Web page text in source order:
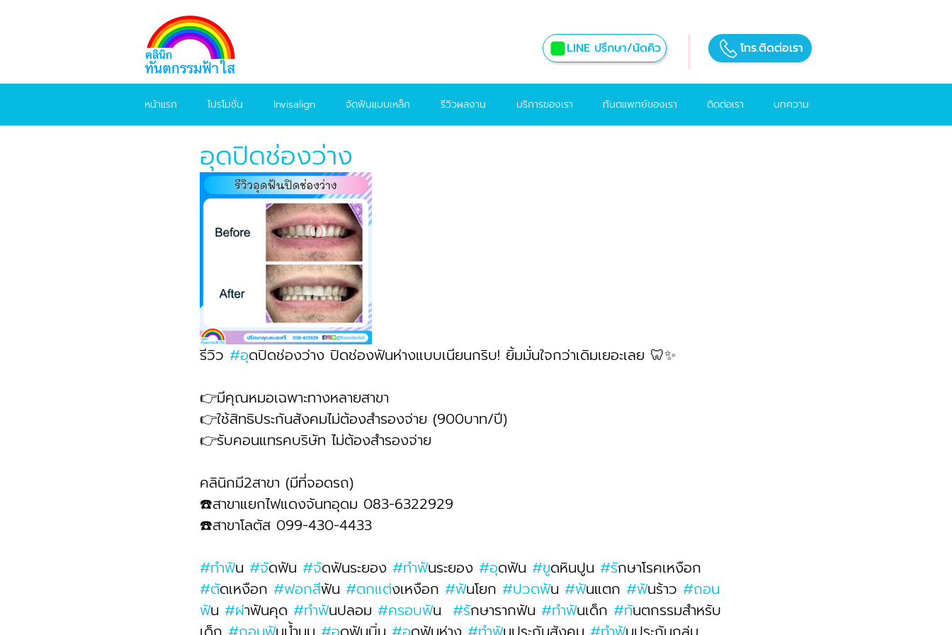
LINE ปรึกษา/นัดคิว โทร.ติดต่อเรา
หน้าแรก โปรโมชั่น Invisalign จัดฟันแบบเหล็ก รีวิวผลงาน บริการของเรา ทันตแพทย์ของเรา ติดต่อเรา บทความ
อุดปิดช่องว่าง
รีวิว #อุดปิดช่องว่าง ปิดช่องฟันห่างแบบเนียนกริบ! ยิ้มมั่นใจกว่าเดิมเยอะเลย 🦷✨
👉มีคุณหมอเฉพาะทางหลายสาขา
👉ใช้สิทธิประกันสังคมไม่ต้องสำรองจ่าย (900บาท/ปี)
👉รับคอนแทรคบริษัท ไม่ต้องสำรองจ่าย
คลินิกมี2สาขา (มีที่จอดรถ)
☎️สาขาแยกไฟแดงจันทอุดม 083-6322929
☎️สาขาโลตัส 099-430-4433
#ทำฟัน #จัดฟัน #จัดฟันระยอง #ทำฟันระยอง #อุดฟัน #ขูดหินปูน #รักษาโรคเหงือก
#ตัดเหงือก #ฟอกสีฟัน #ตกแต่งเหงือก #ฟันโยก #ปวดฟัน #ฟันแตก #ฟันร้าว #ถอน
ฟัน #ผ่าฟันคุด #ทำฟันปลอม #ครอบฟัน #รักษารากฟัน #ทำฟันเด็ก #ทันตกรรมสำหรับ